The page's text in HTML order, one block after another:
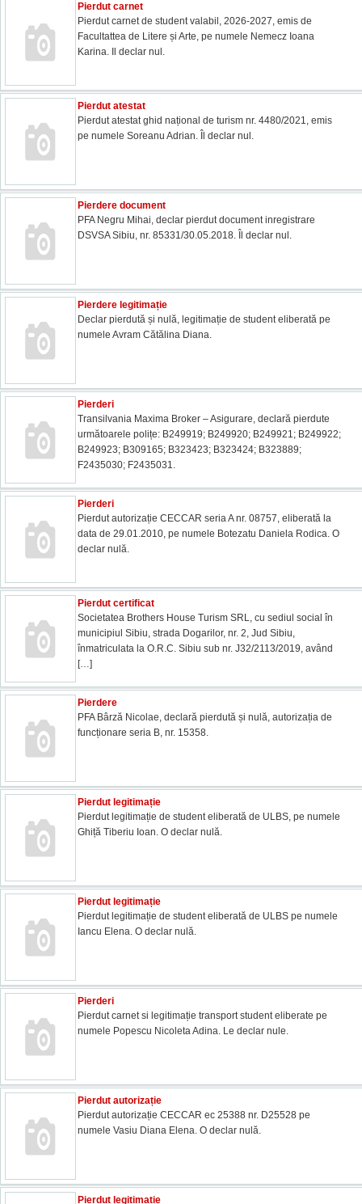
Pierdut carnet
Pierdut carnet de student valabil, 2026-2027, emis de
Facultattea de Litere și Arte, pe numele Nemecz Ioana
Karina. Il declar nul.
Pierdut atestat
Pierdut atestat ghid național de turism nr. 4480/2021, emis
pe numele Soreanu Adrian. Îl declar nul.
Pierdere document
PFA Negru Mihai, declar pierdut document inregistrare
DSVSA Sibiu, nr. 85331/30.05.2018. Îl declar nul.
Pierdere legitimație
Declar pierdută și nulă, legitimație de student eliberată pe
numele Avram Cătălina Diana.
Pierderi
Transilvania Maxima Broker – Asigurare, declară pierdute
următoarele polițe: B249919; B249920; B249921; B249922;
B249923; B309165; B323423; B323424; B323889;
F2435030; F2435031.
Pierderi
Pierdut autorizație CECCAR seria A nr. 08757, eliberată la
data de 29.01.2010, pe numele Botezatu Daniela Rodica. O
declar nulă.
Pierdut certificat
Societatea Brothers House Turism SRL, cu sediul social în
municipiul Sibiu, strada Dogarilor, nr. 2, Jud Sibiu,
înmatriculata la O.R.C. Sibiu sub nr. J32/2113/2019, având
[…]
Pierdere
PFA Bârză Nicolae, declară pierdută și nulă, autorizația de
funcționare seria B, nr. 15358.
Pierdut legitimație
Pierdut legitimație de student eliberată de ULBS, pe numele
Ghiță Tiberiu Ioan. O declar nulă.
Pierdut legitimație
Pierdut legitimație de student eliberată de ULBS pe numele
Iancu Elena. O declar nulă.
Pierderi
Pierdut carnet si legitimație transport student eliberate pe
numele Popescu Nicoleta Adina. Le declar nule.
Pierdut autorizație
Pierdut autorizație CECCAR ec 25388 nr. D25528 pe
numele Vasiu Diana Elena. O declar nulă.
Pierdut legitimație